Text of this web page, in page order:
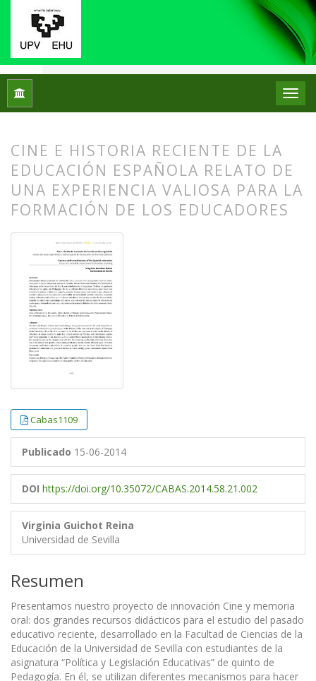
Inicio
CINE E HISTORIA RECIENTE DE LA
EDUCACIÓN ESPAÑOLA RELATO DE
UNA EXPERIENCIA VALIOSA PARA LA
FORMACIÓN DE LOS EDUCADORES
Cabas1109
Publicado 15-06-2014
DOI https://doi.org/10.35072/CABAS.2014.58.21.002
Virginia Guichot Reina
Universidad de Sevilla
Resumen
Presentamos nuestro proyecto de innovación Cine y memoria
oral: dos grandes recursos didácticos para el estudio del pasado
educativo reciente, desarrollado en la Facultad de Ciencias de la
Educación de la Universidad de Sevilla con estudiantes de la
asignatura “Política y Legislación Educativas” de quinto de
Pedagogía. En él, se utilizan diferentes mecanismos para hacer